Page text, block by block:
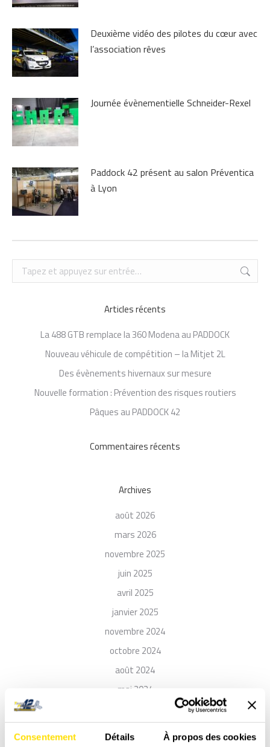
Consentement Détails À propos des cookies
Deuxième vidéo des pilotes du cœur avec
l’association rêves
Journée évènementielle Schneider-Rexel
Paddock 42 présent au salon Préventica
à Lyon
Recherche
:
Articles récents
La 488 GTB remplace la 360 Modena au PADDOCK
Nouveau véhicule de compétition – la Mitjet 2L
Des évènements hivernaux sur mesure
Nouvelle formation : Prévention des risques routiers
Pâques au PADDOCK 42
Commentaires récents
Archives
août 2026
mars 2026
novembre 2025
juin 2025
avril 2025
janvier 2025
novembre 2024
octobre 2024
août 2024
mai 2024